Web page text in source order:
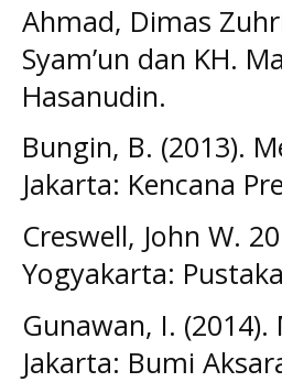
Ahmad, Dimas
Syam’un dan KH.
Hasanudin.
Bungin, B. (2013).
Jakarta: Kencana
Creswell, John W.
Yogyakarta:
Gunawan, I.
Jakarta: Bumi